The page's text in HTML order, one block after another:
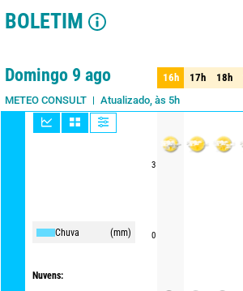
BOLETIM
1 dia
Domingo 9 ago
METEO CONSULT Atualizado, às 5h
Chuva (mm)
Nuvens:
3
0
16h 17h 18h
16h 17h 18h